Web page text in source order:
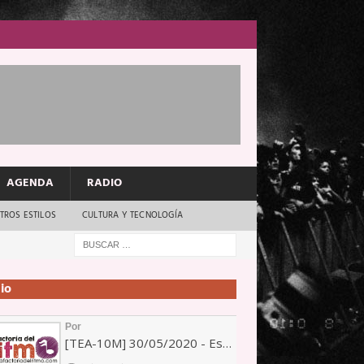
AGENDA RADIO
ESTILOS CULTURA Y TECNOLOGÍA